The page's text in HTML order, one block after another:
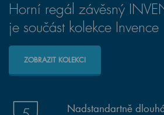
Horní regál závěsný
je součást kolekce Invence
ZOBRAZIT KOLEKCI
Nadstandartně